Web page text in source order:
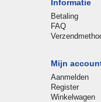
Informatie
Betaling
FAQ
Mijn
Aanmelden
Register
Winkelwagen